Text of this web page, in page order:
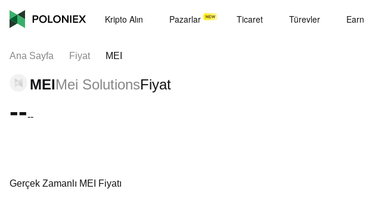
Kripto Alın Pazarlar Ticaret Türevler Earn
Ana Sayfa Fiyat MEI
MEIMei SolutionsFiyat
----
Gerçek Zamanlı MEI Fiyatı